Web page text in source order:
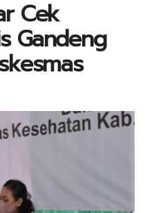
Cek
Gandeng